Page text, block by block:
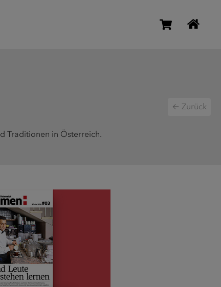
← Zurück
Traditionen in Österreich.